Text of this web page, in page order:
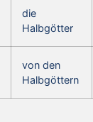
die
Halbgötter
von den
Halbgöttern